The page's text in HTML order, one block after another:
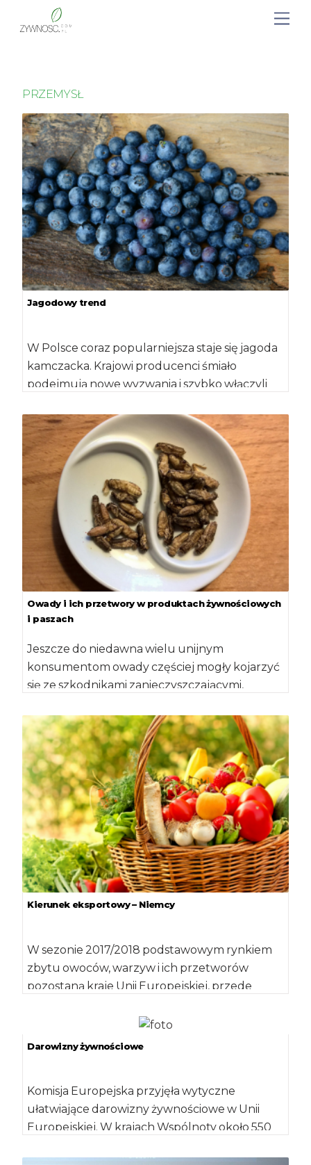
PRZEMYSŁ
Jagodowy trend
W Polsce coraz popularniejsza staje się jagoda
kamczacka. Krajowi producenci śmiało
podejmują nowe wyzwania i szybko włączyli
Owady i ich przetwory w produktach żywnościowych
i paszach
Jeszcze do niedawna wielu unijnym
konsumentom owady częściej mogły kojarzyć
się ze szkodnikami zanieczyszczającymi,
makarony, bakalie i orzechy) […]
Kierunek eksportowy – Niemcy
W sezonie 2017/2018 podstawowym rynkiem
zbytu owoców, warzyw i ich przetworów
pozostaną kraje Unii Europejskiej, przede
Darowizny żywnościowe
Komisja Europejska przyjęła wytyczne
ułatwiające darowizny żywnościowe w Unii
Europejskiej. W krajach Wspólnoty około 550